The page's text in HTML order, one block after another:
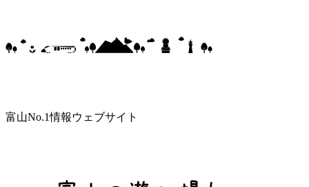
富山No.1情報ウェブサイト